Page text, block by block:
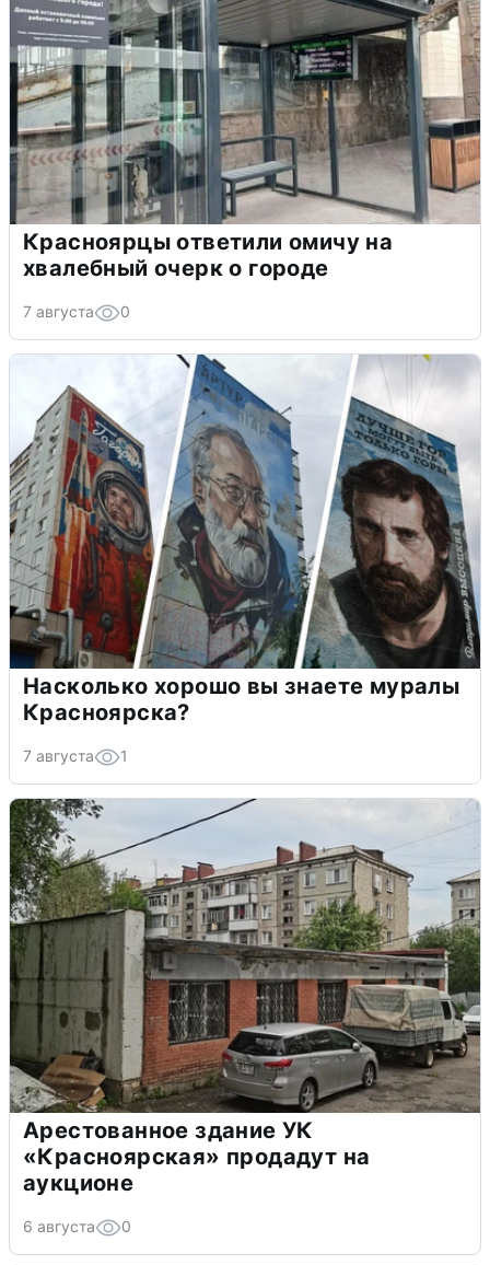
Красноярцы ответили омичу на
хвалебный очерк о городе
7 августа 0
Насколько хорошо вы знаете муралы
Красноярска?
7 августа 1
Арестованное здание УК
«Красноярская» продадут на
аукционе
6 августа 0